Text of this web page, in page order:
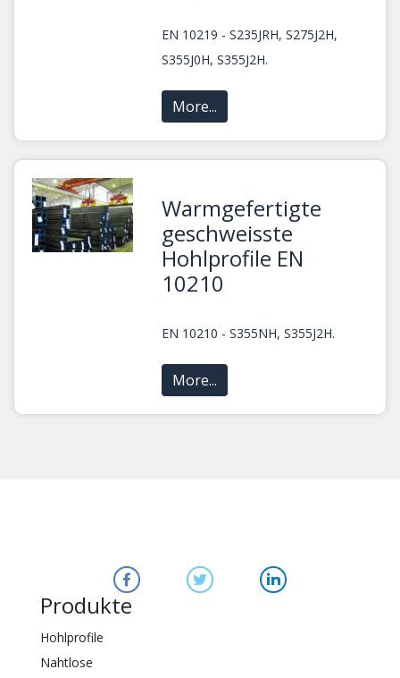
EN 10219 - S235JRH, S275J2H,
S355J0H, S355J2H.
More...
Warmgefertigte
geschweisste
Hohlprofile EN
10210
EN 10210 - S355NH, S355J2H.
More...
Produkte
Hohlprofile
Nahtlose